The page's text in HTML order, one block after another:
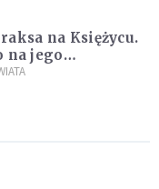
na Księżycu.
na jego
do